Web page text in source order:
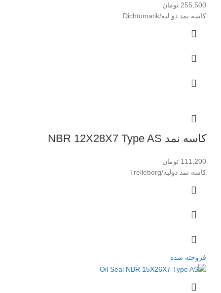
255,500 تومان
کاسه نمد دو لبه/Dichtomatik
کاسه نمد NBR 12X28X7 Type AS
111,200 تومان
کاسه نمد دولبه/Trelleborg
فروخته شده